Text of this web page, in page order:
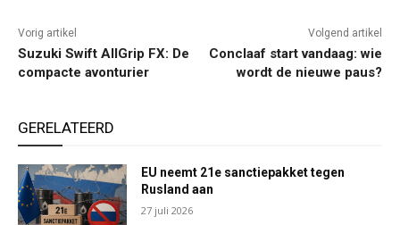
Vorig artikel
Suzuki Swift AllGrip FX: De
compacte avonturier
Volgend artikel
Conclaaf start vandaag: wie
wordt de nieuwe paus?
GERELATEERD
EU neemt 21e sanctiepakket tegen
Rusland aan
27 juli 2026